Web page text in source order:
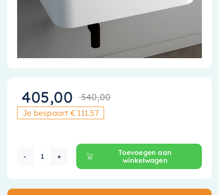
Tegels
540,00
405,00
Je bespaart € 111.57
Ideavit Solidbrio Vrijhangende Wastafel - 45
Toevoegen aan
winkelwagen